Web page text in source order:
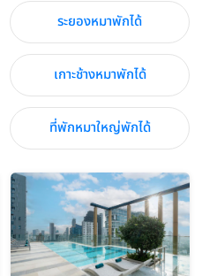
ระยองหมาพักได้
เกาะช้างหมาพักได้
ที่พักหมาใหญ่พักได้